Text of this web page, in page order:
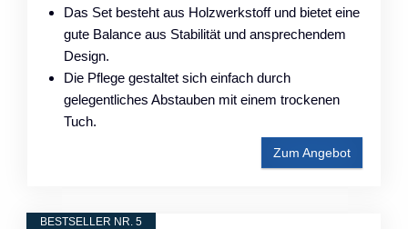
Das Set besteht aus Holzwerkstoff und bietet eine
gute Balance aus Stabilität und ansprechendem
Design.
Die Pflege gestaltet sich einfach durch
gelegentliches Abstauben mit einem trockenen
Tuch.
Zum Angebot
BESTSELLER NR. 5